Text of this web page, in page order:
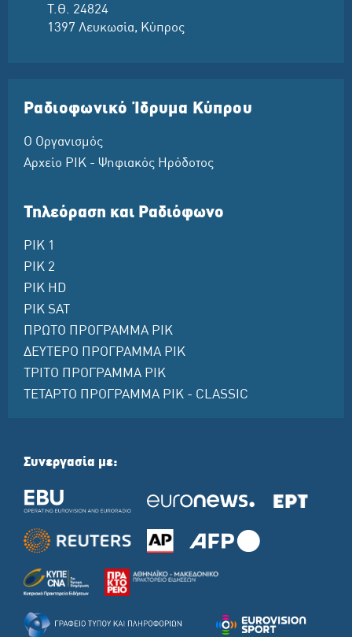
Τ.Θ. 24824
1397 Λευκωσία, Κύπρος
Ραδιοφωνικό Ίδρυμα Κύπρου
Ο Οργανισμός
Αρχείο ΡΙΚ - Ψηφιακός Ηρόδοτος
Τηλεόραση και Ραδιόφωνο
ΡΙΚ 1
ΡΙΚ 2
ΡΙΚ HD
ΡΙΚ SAT
ΠΡΩΤΟ ΠΡΟΓΡΑΜΜΑ ΡΙΚ
ΔΕΥΤΕΡΟ ΠΡΟΓΡΑΜΜΑ ΡΙΚ
ΤΡΙΤΟ ΠΡΟΓΡΑΜΜΑ ΡΙΚ
ΤΕΤΑΡΤΟ ΠΡΟΓΡΑΜΜΑ ΡΙΚ - CLASSIC
Συνεργασία με: